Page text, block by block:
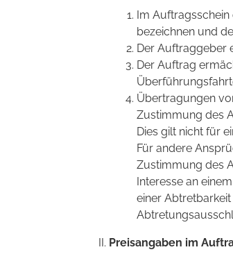
Im
bezeichnen und
Der Auftraggeber
Der Auftrag
Übertragungen
Zustimmung des
Dies gilt nicht für
Für andere
Zustimmung des
Interesse an
einer
Preisangaben im